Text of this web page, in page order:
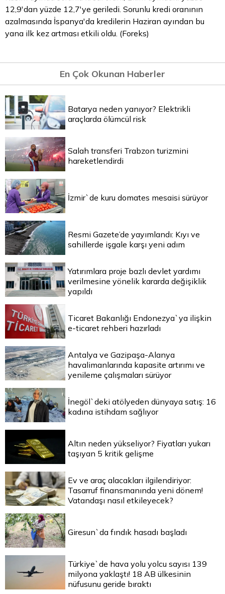
12,9'dan yüzde 12,7'ye geriledi. Sorunlu kredi oranının
azalmasında İspanya'da kredilerin Haziran ayından bu
yana ilk kez artması etkili oldu. (Foreks)
En Çok Okunan Haberler
Batarya neden yanıyor? Elektrikli
araçlarda ölümcül risk
Salah transferi Trabzon turizmini
hareketlendirdi
İzmir`de kuru domates mesaisi sürüyor
Resmi Gazete’de yayımlandı: Kıyı ve
sahillerde işgale karşı yeni adım
Yatırımlara proje bazlı devlet yardımı
verilmesine yönelik kararda değişiklik
yapıldı
Ticaret Bakanlığı Endonezya`ya ilişkin
e-ticaret rehberi hazırladı
Antalya ve Gazipaşa-Alanya
havalimanlarında kapasite artırımı ve
yenileme çalışmaları sürüyor
İnegöl`deki atölyeden dünyaya satış: 16
kadına istihdam sağlıyor
Altın neden yükseliyor? Fiyatları yukarı
taşıyan 5 kritik gelişme
Ev ve araç alacakları ilgilendiriyor:
Tasarruf finansmanında yeni dönem!
Vatandaşı nasıl etkileyecek?
Giresun`da fındık hasadı başladı
Türkiye`de hava yolu yolcu sayısı 139
milyona yaklaştı! 18 AB ülkesinin
nüfusunu geride bıraktı